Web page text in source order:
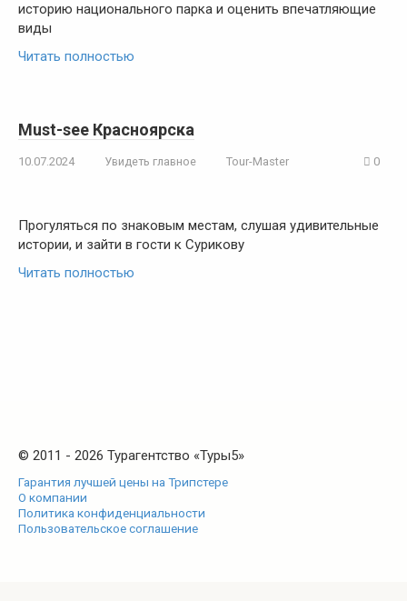
историю национального парка и оценить впечатляющие
виды
Читать полностью
Must-see Красноярска
10.07.2024 Увидеть главное Tour-Master 0
Прогуляться по знаковым местам, слушая удивительные
истории, и зайти в гости к Сурикову
Читать полностью
© 2011 - 2026 Турагентство «Туры5»
Гарантия лучшей цены на Трипстере
О компании
Политика конфиденциальности
Пользовательское соглашение